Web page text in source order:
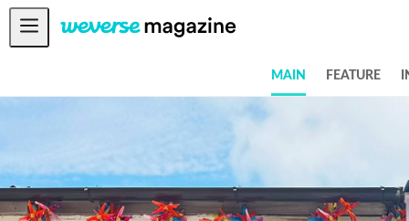
MAIN FEATURE
공지사항
REVIEW